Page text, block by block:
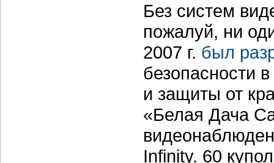
Без систем
пожалуй, ни
2007 г. был
безопасности
и защиты от
«Белая Дача
Infinity. 60